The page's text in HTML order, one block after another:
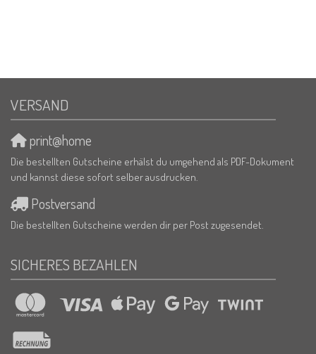
VERSAND
print@home
Die bestellten Gutscheine erhälst du umgehend als PDF-Dokument
und kannst diese sofort selber ausdrucken.
Postversand
Die bestellten Gutscheine werden dir per Post zugesendet.
SICHERES BEZAHLEN